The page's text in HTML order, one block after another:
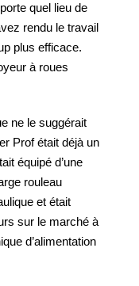
quel lieu de
rendu le travail
plus efficace.
à roues
ne le suggérait
Prof était déjà un
équipé d’une
rouleau
et était
sur le marché à
d’alimentation